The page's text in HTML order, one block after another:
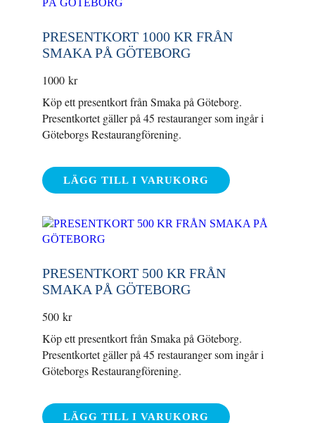
PRESENTKORT 1000 KR FRÅN
SMAKA PÅ GÖTEBORG
1000 kr
Köp ett presentkort från Smaka på Göteborg.
Presentkortet gäller på 45 restauranger som ingår i
Göteborgs Restaurangförening.
LÄGG TILL I VARUKORG
PRESENTKORT 500 KR FRÅN
SMAKA PÅ GÖTEBORG
500 kr
Köp ett presentkort från Smaka på Göteborg.
Presentkortet gäller på 45 restauranger som ingår i
Göteborgs Restaurangförening.
LÄGG TILL I VARUKORG